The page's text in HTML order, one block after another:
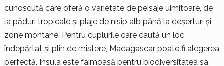
cunoscută care oferă o varietate de peisaje uimitoare, de
la păduri tropicale și plaje de nisip alb până la deșerturi și
zone montane. Pentru cuplurile care caută un loc
îndepărtat și plin de mistere, Madagascar poate fi alegerea
perfectă. Insula este faimoasă pentru biodiversitatea sa